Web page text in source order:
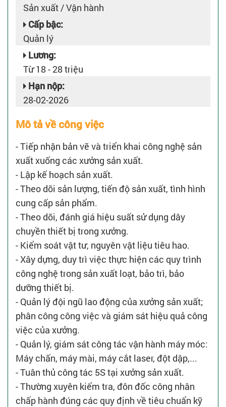
Sản xuất / Vận hành
Cấp bậc:
Quản lý
Lương:
Từ 18 - 28 triệu
Hạn nộp:
28-02-2026
Mô tả về công việc
- Tiếp nhận bản vẽ và triển khai công nghệ sản
xuất xuống các xưởng sản xuất.
- Lập kế hoạch sản xuất.
- Theo dõi sản lượng, tiến độ sản xuất, tình hình
cung cấp sản phẩm.
- Theo dõi, đánh giá hiệu suất sử dụng dây
chuyền thiết bị trong xưởng.
- Kiểm soát vật tư, nguyên vật liệu tiêu hao.
- Xây dựng, duy trì việc thực hiện các quy trình
công nghệ trong sản xuất loạt, bảo trì, bảo
dưỡng thiết bị.
- Quản lý đội ngũ lao động của xưởng sản xuất;
phân công công việc và giám sát hiệu quả công
việc của xưởng.
- Quản lý, giám sát công tác vận hành máy móc:
Máy chấn, máy mài, máy cắt laser, đột dập,...
- Tuân thủ công tác 5S tại xưởng sản xuất.
- Thường xuyên kiểm tra, đôn đốc công nhân
chấp hành đúng các quy định về tiêu chuẩn kỹ